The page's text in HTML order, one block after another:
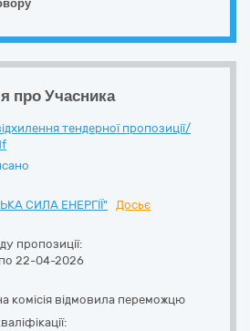
про Учасника
тендерної пропозиції/
СИЛА ЕНЕРГІЇ"
Досьє
пропозиції:
22-04-2026
комісія відмовила переможцю